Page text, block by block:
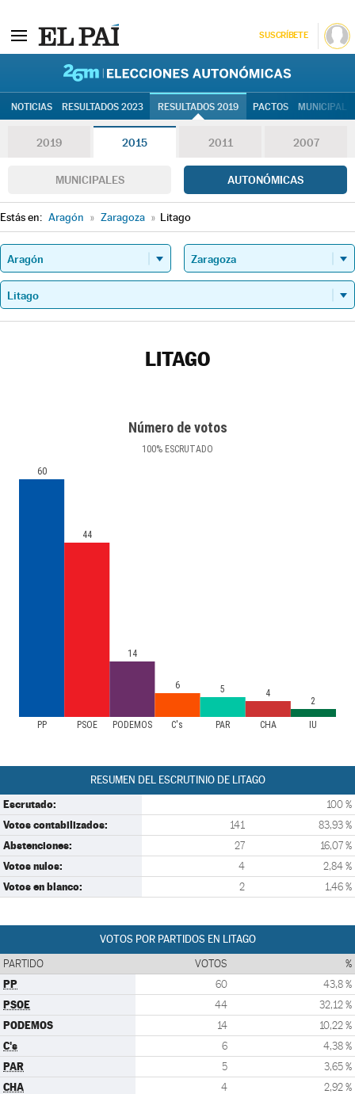
SUSCRÍBETE
NOTICIAS RESULTADOS 2023 RESULTADOS 2019 PACTOS
2019 2015 2011 2007
MUNICIPALES AUTONÓMICAS
Estás en: Aragón » Zaragoza » Litago
LITAGO
Número de votos
100% ESCRUTADO
PP PSOE PODEMOS C's PAR CHA IU
60
44
14
6 5 4
2
RESUMEN DEL ESCRUTINIO DE LITAGO
Escrutado: 100 %
Votos contabilizados: 141 83,93 %
Abstenciones: 27 16,07 %
Votos nulos: 4 2,84 %
Votos en blanco: 2 1,46 %
VOTOS POR PARTIDOS EN LITAGO
PARTIDO VOTOS %
PP 60 43,8 %
PSOE 44 32,12 %
PODEMOS 14 10,22 %
C's 6 4,38 %
PAR 5 3,65 %
CHA 4 2,92 %